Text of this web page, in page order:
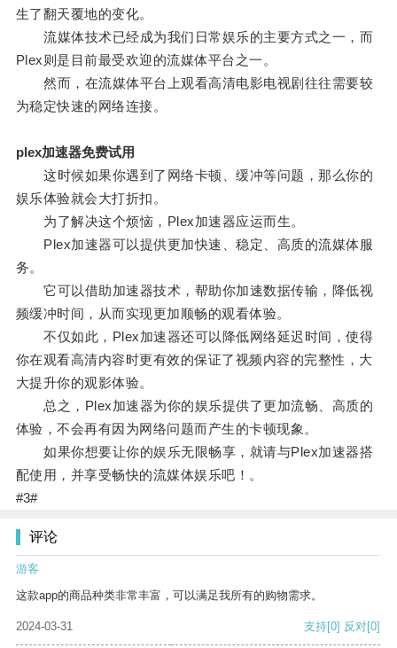
生了翻天覆地的变化。
流媒体技术已经成为我们日常娱乐的主要方式之一，而
Plex则是目前最受欢迎的流媒体平台之一。
然而，在流媒体平台上观看高清电影电视剧往往需要较
为稳定快速的网络连接。
plex加速器免费试用
这时候如果你遇到了网络卡顿、缓冲等问题，那么你的
娱乐体验就会大打折扣。
为了解决这个烦恼，Plex加速器应运而生。
Plex加速器可以提供更加快速、稳定、高质的流媒体服
务。
它可以借助加速器技术，帮助你加速数据传输，降低视
频缓冲时间，从而实现更加顺畅的观看体验。
不仅如此，Plex加速器还可以降低网络延迟时间，使得
你在观看高清内容时更有效的保证了视频内容的完整性，大
大提升你的观影体验。
总之，Plex加速器为你的娱乐提供了更加流畅、高质的
体验，不会再有因为网络问题而产生的卡顿现象。
如果你想要让你的娱乐无限畅享，就请与Plex加速器搭
配使用，并享受畅快的流媒体娱乐吧！。
#3#
评论
游客
这款app的商品种类非常丰富，可以满足我所有的购物需求。
2024-03-31 支持[0] 反对[0]